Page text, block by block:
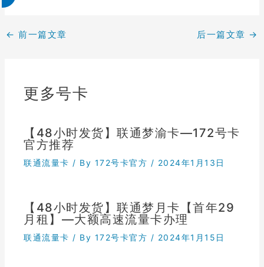
← 前一篇文章 后一篇文章 →
更多号卡
【48小时发货】联通梦渝卡—172号卡
官方推荐
联通流量卡 / By 172号卡官方 / 2024年1月13日
【48小时发货】联通梦月卡【首年29
月租】—大额高速流量卡办理
联通流量卡 / By 172号卡官方 / 2024年1月15日